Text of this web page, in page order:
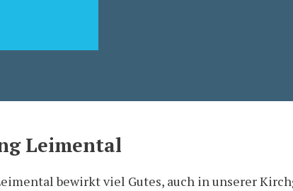
Leimental
bewirkt viel Gutes, auch in unserer